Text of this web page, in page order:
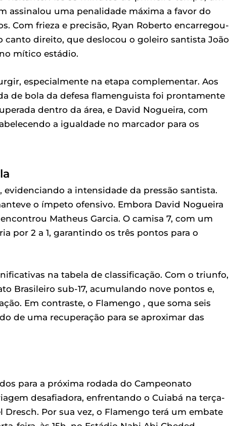
assinalou uma penalidade máxima a favor do
Com frieza e precisão, Ryan Roberto encarregou-
direito, que deslocou o goleiro santista João
mítico estádio.
especialmente na etapa complementar. Aos
de bola da defesa flamenguista foi prontamente
dentro da área, e David Nogueira, com
a igualdade no marcador para os
a intensidade da pressão santista.
o ímpeto ofensivo. Embora David Nogueira
Matheus Garcia. O camisa 7, com um
por 2 a 1, garantindo os três pontos para o
na tabela de classificação. Com o triunfo,
Brasileiro sub-17, acumulando nove pontos e,
Em contraste, o Flamengo , que soma seis
de uma recuperação para se aproximar das
para a próxima rodada do Campeonato
desafiadora, enfrentando o Cuiabá na terça-
Dresch. Por sua vez, o Flamengo terá um embate